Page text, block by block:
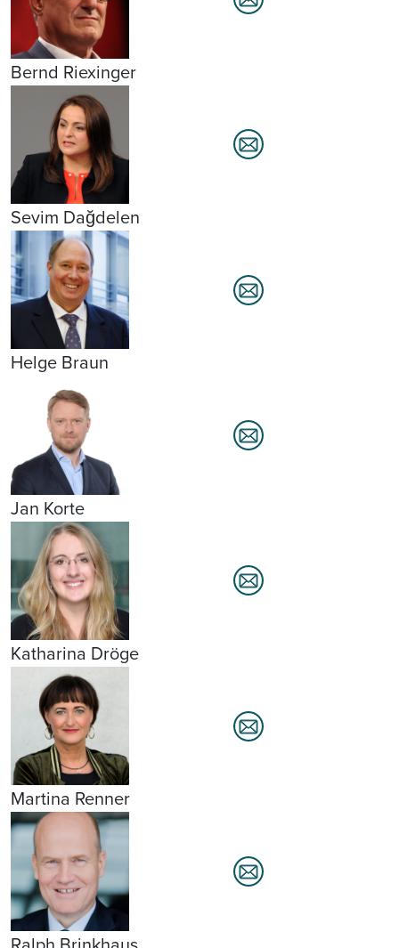
Bernd Riexinger
Sevim Dağdelen
Helge Braun
Jan Korte
Katharina Dröge
Martina Renner